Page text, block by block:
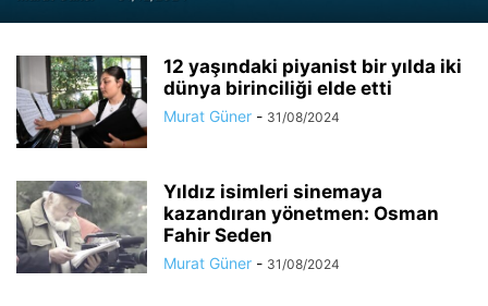
12 yaşındaki piyanist bir yılda iki
dünya birinciliği elde etti
Murat Güner - 31/08/2024
Yıldız isimleri sinemaya
kazandıran yönetmen: Osman
Fahir Seden
Murat Güner - 31/08/2024